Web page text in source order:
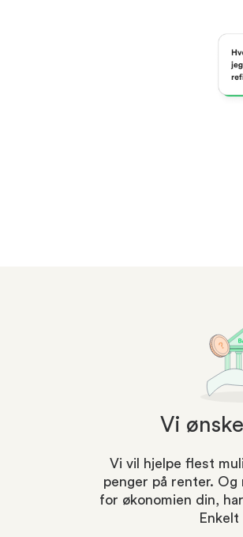
Vi
Vi vil hjelpe flest
penger på renter.
for økonomien din,